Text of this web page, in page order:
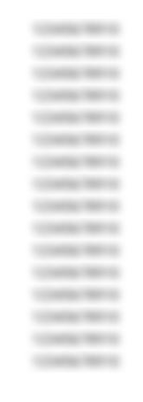
12345678910
12345678910
12345678910
12345678910
12345678910
12345678910
12345678910
12345678910
12345678910
12345678910
12345678910
12345678910
12345678910
12345678910
12345678910
12345678910